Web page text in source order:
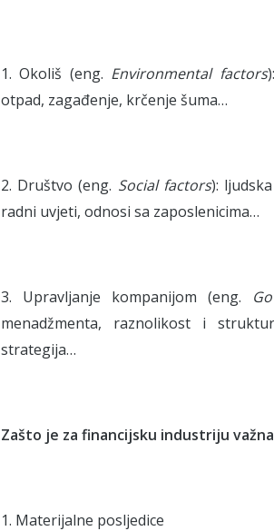
1. Okoliš (eng. Environmental factors
otpad, zagađenje, krčenje šuma…
2. Društvo (eng. Social factors):
radni uvjeti, odnosi sa zaposlenicima…
3. Upravljanje kompanijom (eng.
menadžmenta, raznolikost i
strategija…
Zašto je za financijsku industriju
1. Materijalne posljedice